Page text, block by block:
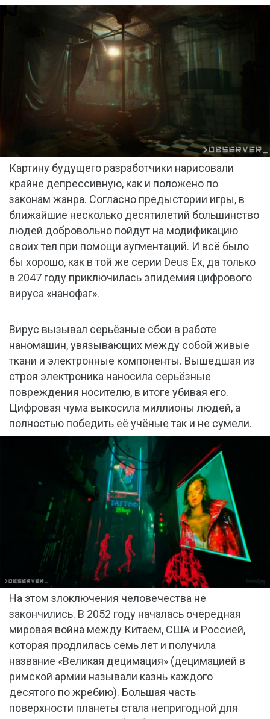
Картину будущего разработчики нарисовали
крайне депрессивную, как и положено по
законам жанра. Согласно предыстории игры, в
ближайшие несколько десятилетий большинство
людей добровольно пойдут на модификацию
своих тел при помощи аугментаций. И всё было
бы хорошо, как в той же серии Deus Ex, да только
в 2047 году приключилась эпидемия цифрового
вируса «нанофаг».
Вирус вызывал серьёзные сбои в работе
наномашин, увязывающих между собой живые
ткани и электронные компоненты. Вышедшая из
строя электроника наносила серьёзные
повреждения носителю, в итоге убивая его.
Цифровая чума выкосила миллионы людей, а
полностью победить её учёные так и не сумели.
На этом злоключения человечества не
закончились. В 2052 году началась очередная
мировая война между Китаем, США и Россией,
которая продлилась семь лет и получила
название «Великая децимация» (децимацией в
римской армии называли казнь каждого
десятого по жребию). Большая часть
поверхности планеты стала непригодной для